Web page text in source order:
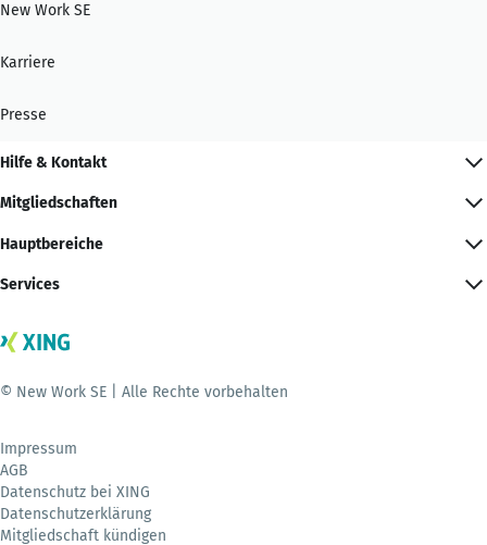
New Work SE
Karriere
Presse
Hilfe & Kontakt
Mitgliedschaften
Hauptbereiche
Services
© New Work SE | Alle Rechte vorbehalten
Impressum
AGB
Datenschutz bei XING
Datenschutzerklärung
Mitgliedschaft kündigen